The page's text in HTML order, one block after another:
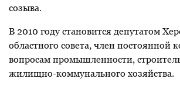
созыва.
В 2010 году становится депутатом
областного совета, член постоянной
вопросам промышленности,
жилищно-коммунального хозяйства.